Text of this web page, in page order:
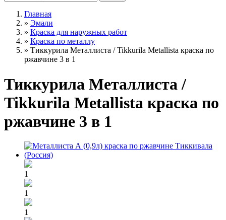
Главная
» Эмали
» Краска для наружных работ
» Краска по металлу
» Тиккурила Металлиста / Tikkurila Metallista краска по
ржавчине 3 в 1
Тиккурила Металлиста /
Tikkurila Metallista краска по
ржавчине 3 в 1
1
1
1